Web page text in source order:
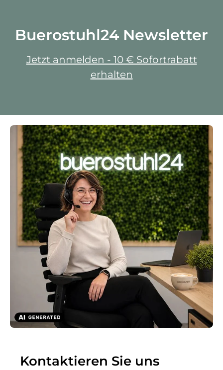
Buerostuhl24 Newsletter
Jetzt anmelden - 10 € Sofortrabatt
erhalten
Kontaktieren Sie uns